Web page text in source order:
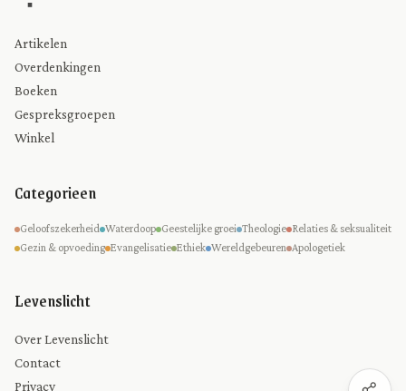
Artikelen
Overdenkingen
Boeken
Gespreksgroepen
Winkel
Categorieen
Geloofszekerheid Waterdoop Geestelijke groei Theologie Relaties & seksualiteit
Gezin & opvoeding Evangelisatie Ethiek Wereldgebeuren Apologetiek
Levenslicht
Over Levenslicht
Contact
Privacy